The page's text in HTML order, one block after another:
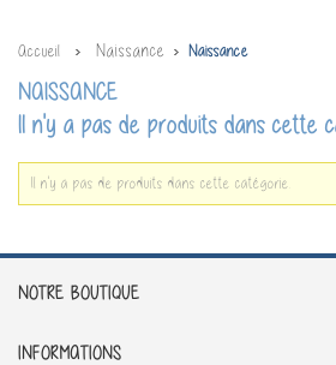
Accueil Naissance Naissance
NAISSANCE
Il n'y a pas de produits dans cette
Il n'y a pas de produits dans cette catégorie.
NOTRE BOUTIQUE
INFORMATIONS